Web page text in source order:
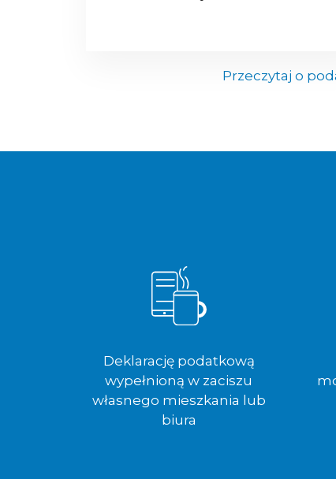
Przeczytaj o
Deklarację podatkową
wypełnioną w zaciszu
własnego mieszkania lub
biura